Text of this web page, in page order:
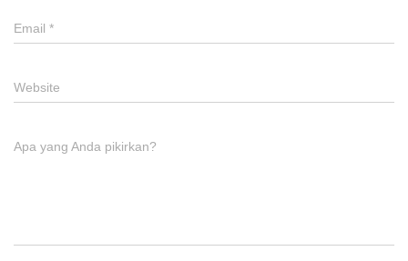
Email *
Website
Apa yang Anda pikirkan?